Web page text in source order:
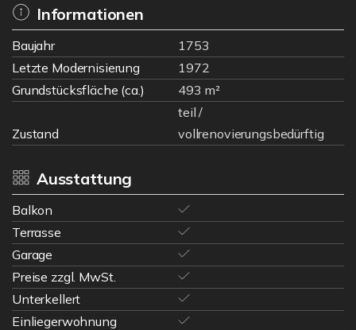
Informationen
Baujahr
1753
Letzte Modernisierung
1972
Grundstücksfläche (ca.)
493 m²
Zustand
teil /
vollrenovierungsbedürftig
Ausstattung
Balkon
Terrasse
Garage
Preise zzgl. MwSt.
Unterkellert
Einliegerwohnung